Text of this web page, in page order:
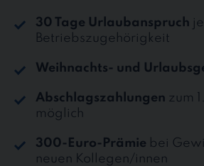
30 Tage Urlaubanspruch
Betriebszugehörigkeit
Weihnachts- und
Abschlagszahlungen zum
möglich
300-Euro-Prämie bei
neuen Kollegen/innen